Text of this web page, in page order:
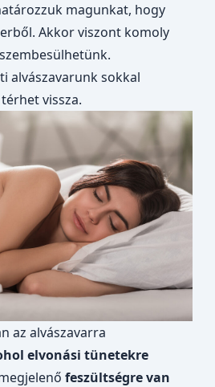
magunkat, hogy
Akkor viszont komoly
alvászavarunk sokkal
vissza.
az alvászavarra
elvonási tünetekre
feszültségre van